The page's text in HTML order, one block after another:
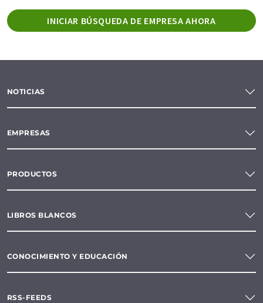
INICIAR BÚSQUEDA DE EMPRESA AHORA
NOTICIAS
EMPRESAS
PRODUCTOS
LIBROS BLANCOS
CONOCIMIENTO Y EDUCACIÓN
RSS-FEEDS